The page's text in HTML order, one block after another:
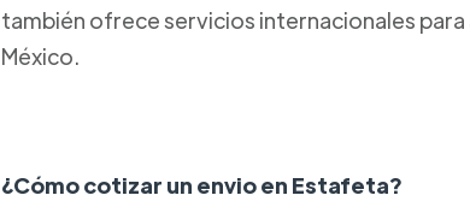
también ofrece servicios internacionales
México.
¿Cómo cotizar un envio en Estafeta?